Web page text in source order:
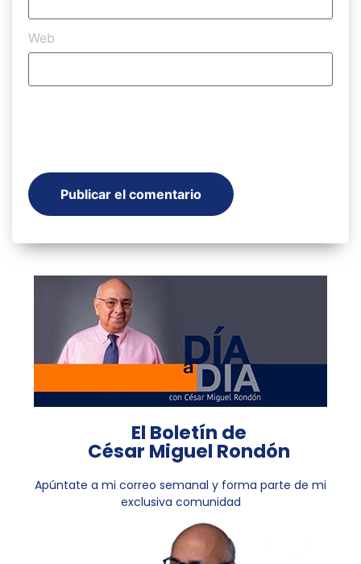
Web
El Boletín de
César Miguel Rondón
Apúntate a mi correo semanal y forma parte de mi
exclusiva comunidad